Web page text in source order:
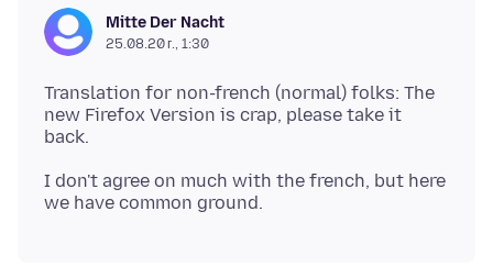
Mitte Der Nacht
25.08.20 г., 1:30
Translation for non-french (normal) folks: The
new Firefox Version is crap, please take it
I don't agree on much with the french, but here